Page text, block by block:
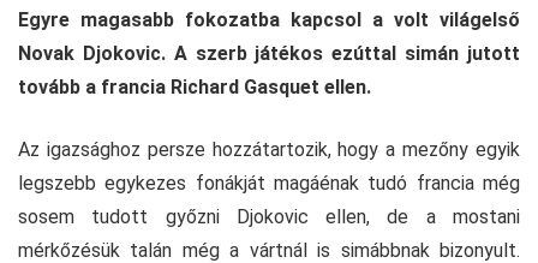
Egyre magasabb fokozatba kapcsol a volt világelső
Novak Djokovic. A szerb játékos ezúttal simán jutott
tovább a francia Richard Gasquet ellen.
Az igazsághoz persze hozzátartozik, hogy a mezőny egyik
legszebb egykezes fonákját magáénak tudó francia még
sosem tudott győzni Djokovic ellen, de a mostani
mérkőzésük talán még a vártnál is simábbnak bizonyult.